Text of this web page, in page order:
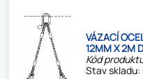
VÁZACÍ
12MM X 2M
Kód
Stav skladu: